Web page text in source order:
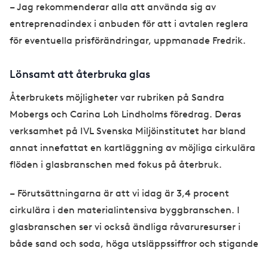
– Jag rekommenderar alla att använda sig av
entreprenadindex i anbuden för att i avtalen reglera
för eventuella prisförändringar, uppmanade Fredrik.
Lönsamt att återbruka glas
Återbrukets möjligheter var rubriken på Sandra
Mobergs och Carina Loh Lindholms föredrag. Deras
verksamhet på IVL Svenska Miljöinstitutet har bland
annat innefattat en kartläggning av möjliga cirkulära
flöden i glasbranschen med fokus på återbruk.
– Förutsättningarna är att vi idag är 3,4 procent
cirkulära i den materialintensiva byggbranschen. I
glasbranschen ser vi också ändliga råvaruresurser i
både sand och soda, höga utsläppssiffror och stigande